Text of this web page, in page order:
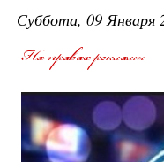
Суббота, 09 Января